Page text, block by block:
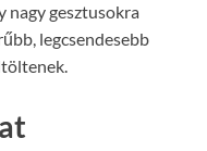
nagy gesztusokra
legcsendesebb